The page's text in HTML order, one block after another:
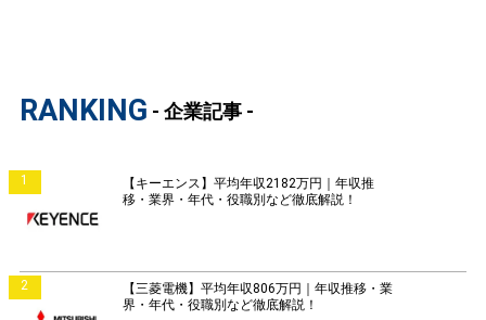
RANKING - 企業記事 -
1
【キーエンス】平均年収2182万円｜年収推
移・業界・年代・役職別など徹底解説！
2
【三菱電機】平均年収806万円｜年収推移・業
界・年代・役職別など徹底解説！